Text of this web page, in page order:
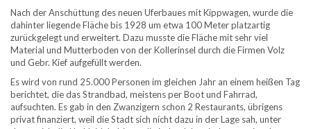
Nach der Anschüttung des neuen Uferbaues mit Kippwagen, wurde die
dahinter liegende Fläche bis 1928 um etwa 100 Meter platzartig
zurückgelegt und erweitert. Dazu musste die Fläche mit sehr viel
Material und Mutterboden von der Kollerinsel durch die Firmen Volz
und Gebr. Kief aufgefüllt werden.
Es wird von rund 25.000 Personen im gleichen Jahr an einem heißen Tag
berichtet, die das Strandbad, meistens per Boot und Fahrrad,
aufsuchten. Es gab in den Zwanzigern schon 2 Restaurants, übrigens
privat finanziert, weil die Stadt sich nicht dazu in der Lage sah, unter